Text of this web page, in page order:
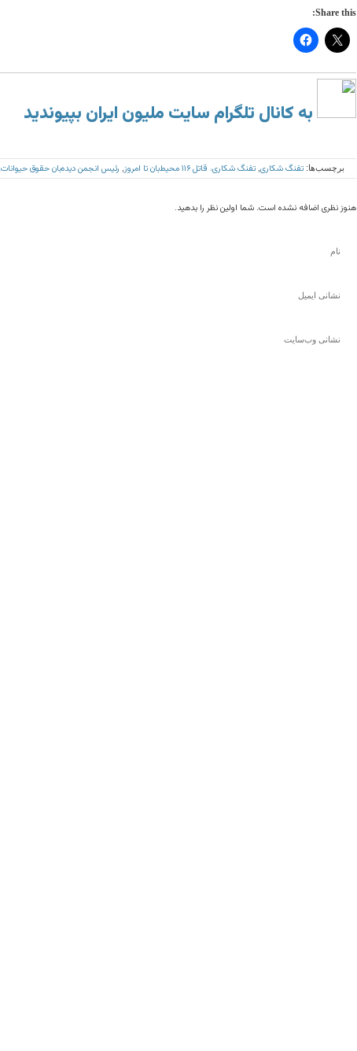
Share this:
به کانال تلگرام سایت ملیون ایران بپیوندید
برچسب‌ها: تفنگ شکاری تفنگ شکاری، قاتل ۱۱۶ محیط‌بان تا امروز رئیس انجمن دیده‌بان حقوق حیوانات
هنوز نظری اضافه نشده است. شما اولین نظر را بدهید.